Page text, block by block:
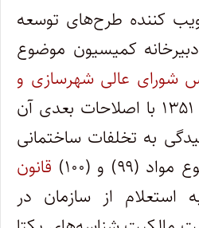
کننده طرح‌های توسعه
کمیسیون موضوع
شورای عالی شهرسازی و
مصوب ۱۳۵۱ با اصلاحات بعدی آن
به تخلفات ساختمانی
و (۱۰۰)
قانون
استعلام از سازمان در